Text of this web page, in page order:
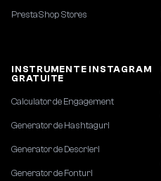
PrestaShop Stores
INSTRUMENTE INSTAGRAM
GRATUITE
Calculator de Engagement
Generator de Hashtaguri
Generator de Descrieri
Generator de Fonturi